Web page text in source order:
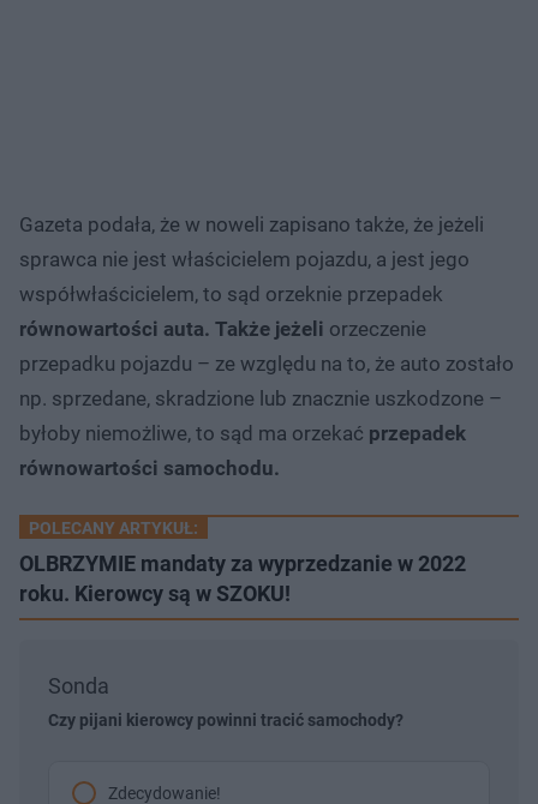
Gazeta podała, że w noweli zapisano także, że jeżeli
sprawca nie jest właścicielem pojazdu, a jest jego
współwłaścicielem, to sąd orzeknie przepadek
równowartości auta. Także jeżeli orzeczenie
przepadku pojazdu – ze względu na to, że auto zostało
np. sprzedane, skradzione lub znacznie uszkodzone –
byłoby niemożliwe, to sąd ma orzekać przepadek
równowartości samochodu.
POLECANY ARTYKUŁ:
OLBRZYMIE mandaty za wyprzedzanie w 2022
roku. Kierowcy są w SZOKU!
Sonda
Czy pijani kierowcy powinni tracić samochody?
Zdecydowanie!